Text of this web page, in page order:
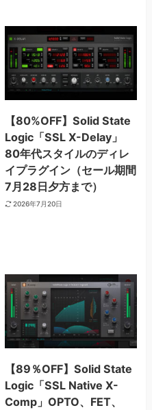
【80%OFF】Solid State
Logic「SSL X-Delay」
80年代スタイルのディレ
イプラグイン（セール期間
7月28日夕方まで）
2026年7月20日
【89％OFF】Solid State
Logic「SSL Native X-
Comp」OPTO、FET、